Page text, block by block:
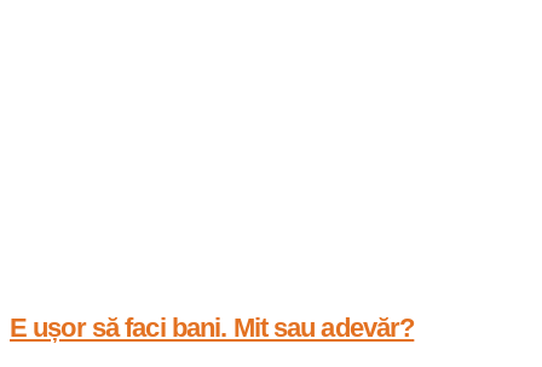
E ușor să faci bani. Mit sau adevăr?